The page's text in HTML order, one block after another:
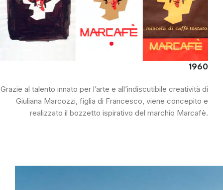
1960
Grazie al talento innato per l’arte e all’indiscutibile creatività di
Giuliana Marcozzi, figlia di Francesco, viene concepito e
realizzato il bozzetto ispirativo del marchio Marcafè.